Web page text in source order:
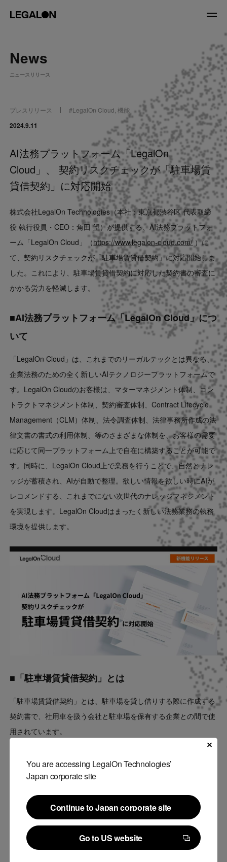
About
役員紹介
Service
News
Recruit
LegalOn Now
Contact
US website
You are accessing LegalOn Technologies’
Japan corporate site
Continue to Japan corporate site
Continue to Japan corporate site
Go to US website
Go to US website
News
ニュースリリース
プレスリリース #LegalOn Cloud ,機能
2024.9.11
AI法務プラットフォーム「LegalOn
Cloud」、 契約リスクチェックが「駐車場賃
貸借契約」に対応開始
株式会社LegalOn Technologies（本社：東京都渋谷区 代表取締
役 執行役員・CEO：角田 望）が提供する、AI法務プラットフォ
ーム「LegalOn Cloud」（https://www.legalon-cloud.com/）に
て、契約リスクチェックが「駐車場賃貸借契約」に対応開始しま
した。これにより、駐車場賃貸借契約に対応した契約書の審査に
かかる労力を軽減します。
■AI法務プラットフォーム「LegalOn Cloud」につ
いて
「LegalOn Cloud」は、これまでのリーガルテックとは異なる、
企業法務のための全く新しいAIテクノロジープラットフォームで
す。LegalOn Cloudのお客様は、マターマネジメント体制、コン
トラクトマネジメント体制、契約審査体制、Contract Lifecycle
Management（CLM）体制、法令調査体制、法律事務所作成の法
律文書の書式の利用体制、等のさまざまな体制を、お客様の需要
に応じて同一プラットフォーム上で自在に構築することが可能で
す。同時に、LegalOn Cloud上で業務を行うことで、自然とナレ
ッジが蓄積され、AIが自動で整理。欲しい情報を欲しい時にAIが
レコメンドする、これまでにない次世代のナレッジマネジメント
を実現します。LegalOn Cloudはまったく新しい法務業務の執務
環境を提供します。
■「駐車場賃貸借契約」とは
「駐車場賃貸借契約」とは、駐車場を貸し借りする際に作成する
契約書で、社用車を扱う会社と駐車場を保有する企業との間で使
用されています。
「駐車場賃貸借契約」のレビューでは、土地賃貸借契約や、建物
賃貸借契約と混同することなく、駐車場賃貸借契約の法的位置づ
けや、独自のチェックポイントについて把握することが求められ
今回、「LegalOn Cloud」が「駐車場賃貸借契約」に対応開始し
たことで、抜け漏れや見落としのない契約審査業務の支援が可能
になります。これにより、貸主側、借主側のトラブルの回避をサ